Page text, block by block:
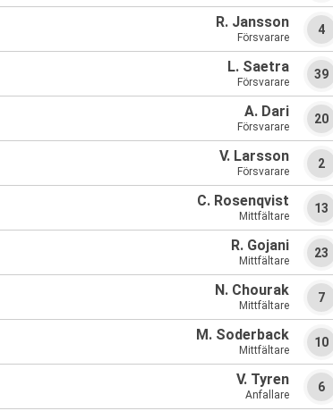
R. Jansson
Försvarare
4
L. Saetra
Försvarare
39
A. Dari
Försvarare
20
V. Larsson
Försvarare
2
C. Rosenqvist
Mittfältare
13
R. Gojani
Mittfältare
23
N. Chourak
Mittfältare
7
M. Soderback
Mittfältare
10
V. Tyren
Anfallare
6